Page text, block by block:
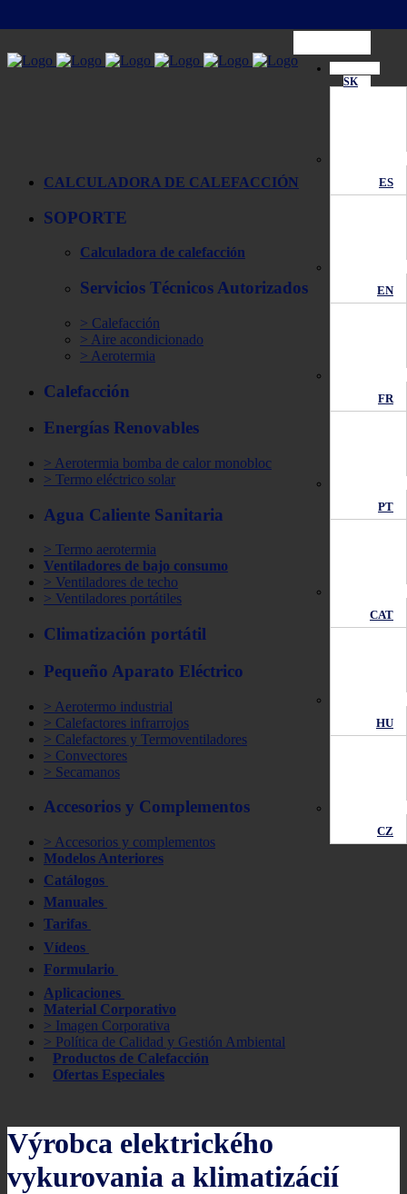
SK
ES
EN
FR
PT
CAT
HU
CZ
CALCULADORA DE CALEFACCIÓN
SOPORTE
Calculadora de calefacción
Servicios Técnicos Autorizados
> Calefacción
> Aire acondicionado
> Aerotermia
Calefacción
Energías Renovables
> Aerotermia bomba de calor monobloc
> Termo eléctrico solar
Agua Caliente Sanitaria
> Termo aerotermia
Ventiladores de bajo consumo
> Ventiladores de techo
> Ventiladores portátiles
Climatización portátil
Pequeño Aparato Eléctrico
> Aerotermo industrial
> Calefactores infrarrojos
> Calefactores y Termoventiladores
> Convectores
> Secamanos
Accesorios y Complementos
> Accesorios y complementos
Modelos Anteriores
Catálogos
Manuales
Tarifas
Vídeos
Formulario
Aplicaciones
Material Corporativo
> Imagen Corporativa
> Política de Calidad y Gestión Ambiental
Productos de Calefacción
Ofertas Especiales
Výrobca elektrického
vykurovania a klimatizácií